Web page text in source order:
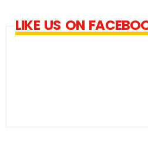
LIKE US ON